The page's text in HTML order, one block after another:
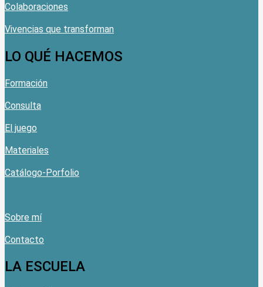
Colaboraciones
Vivencias que transforman
LO QUÉ HACEMOS
Formación
Consulta
El juego
Materiales
Catálogo-Porfolio
Sobre mí
Contacto
LA ESCUELA